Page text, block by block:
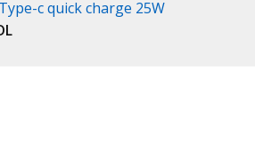
c quick charge 25W